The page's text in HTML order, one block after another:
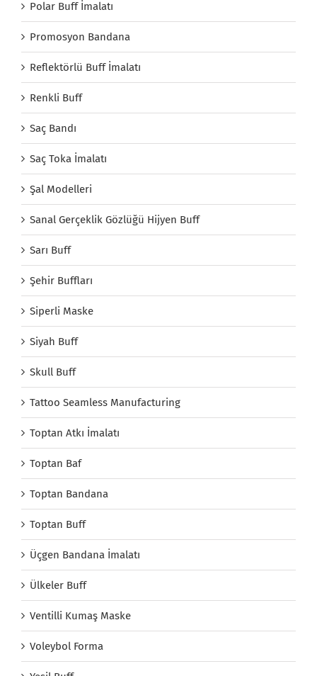
Polar Buff İmalatı
Promosyon Bandana
Reflektörlü Buff İmalatı
Renkli Buff
Saç Bandı
Saç Toka İmalatı
Şal Modelleri
Sanal Gerçeklik Gözlüğü Hijyen Buff
Sarı Buff
Şehir Buffları
Siperli Maske
Siyah Buff
Skull Buff
Tattoo Seamless Manufacturing
Toptan Atkı İmalatı
Toptan Baf
Toptan Bandana
Toptan Buff
Üçgen Bandana İmalatı
Ülkeler Buff
Ventilli Kumaş Maske
Voleybol Forma